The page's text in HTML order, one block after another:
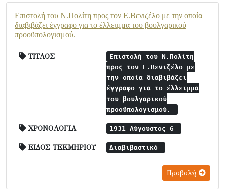
Επιστολή του Ν.Πολίτη προς τον Ε.Βενιζέλο με την οποία
διαβιβάζει έγγραφο για το έλλειμμα του βουλγαρικού
προοϋπολογισμού.
ΤΙΤΛΟΣ
Επιστολή του Ν.Πολίτη
προς τον Ε.Βενιζέλο με
την οποία διαβιβάζει
έγγραφο για το έλλειμμα
του βουλγαρικού
προοϋπολογισμού.
ΧΡΟΝΟΛΟΓΙΑ 1931 Αύγουστος 6
ΕΙΔΟΣ ΤΕΚΜΗΡΙΟΥ Διαβιβαστικό
Προβολή